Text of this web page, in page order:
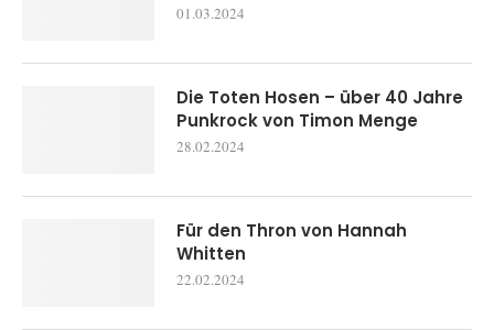
01.03.2024
Die Toten Hosen – über 40 Jahre
Punkrock von Timon Menge
28.02.2024
Für den Thron von Hannah
Whitten
22.02.2024